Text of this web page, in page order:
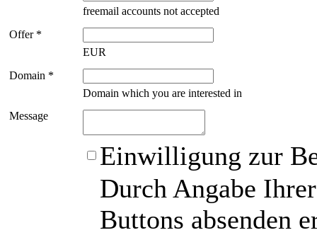
freemail accounts not accepted
Offer *
EUR
Domain *
Domain which you are interested in
Message
Einwilligung zur
Durch Angabe
Buttons absenden